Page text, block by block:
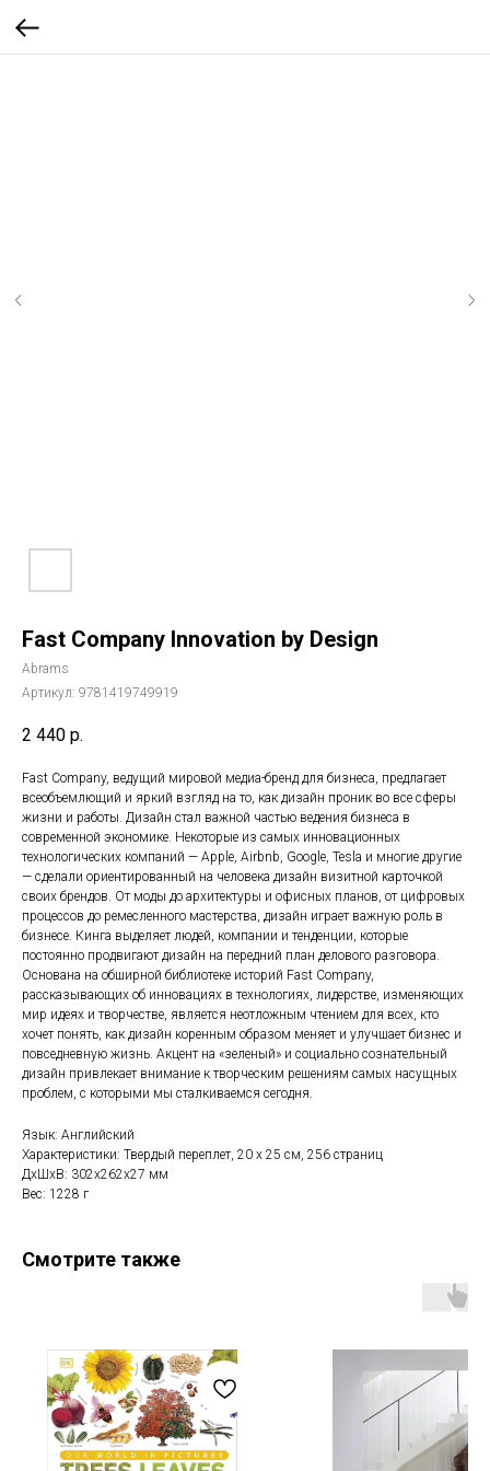
Fast Company Innovation by Design
Abrams
Артикул: 9781419749919
2 440 р.
Fast Company, ведущий мировой медиа-бренд для бизнеса, предлагает
всеобъемлющий и яркий взгляд на то, как дизайн проник во все сферы
жизни и работы. Дизайн стал важной частью ведения бизнеса в
современной экономике. Некоторые из самых инновационных
технологических компаний — Apple, Airbnb, Google, Tesla и многие другие
— сделали ориентированный на человека дизайн визитной карточкой
своих брендов. От моды до архитектуры и офисных планов, от цифровых
процессов до ремесленного мастерства, дизайн играет важную роль в
бизнесе. Кинга выделяет людей, компании и тенденции, которые
постоянно продвигают дизайн на передний план делового разговора.
Основана на обширной библиотеке историй Fast Company,
рассказывающих об инновациях в технологиях, лидерстве, изменяющих
мир идеях и творчестве, является неотложным чтением для всех, кто
хочет понять, как дизайн коренным образом меняет и улучшает бизнес и
повседневную жизнь. Акцент на «зеленый» и социально сознательный
дизайн привлекает внимание к творческим решениям самых насущных
проблем, с которыми мы сталкиваемся сегодня.
Язык: Английский
Характеристики: Твердый переплет, 20 x 25 см, 256 страниц
ДxШxВ: 302x262x27 мм
Вес: 1228 г
Смотрите также